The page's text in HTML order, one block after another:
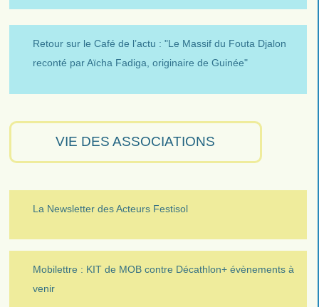
Retour sur le Café de l’actu : "Le Massif du Fouta Djalon
reconté par Aïcha Fadiga, originaire de Guinée"
VIE DES ASSOCIATIONS
La Newsletter des Acteurs Festisol
Mobilettre : KIT de MOB contre Décathlon+ évènements à
venir